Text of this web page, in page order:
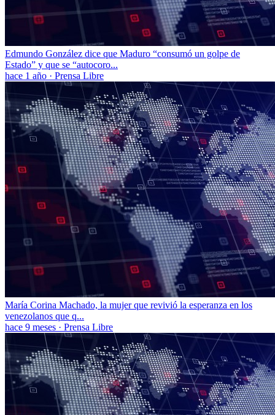
Edmundo González dice que Maduro “consumó un golpe de
Estado” y que se “autocoro...
hace 1 año · Prensa Libre
María Corina Machado, la mujer que revivió la esperanza en los
venezolanos que q...
hace 9 meses · Prensa Libre